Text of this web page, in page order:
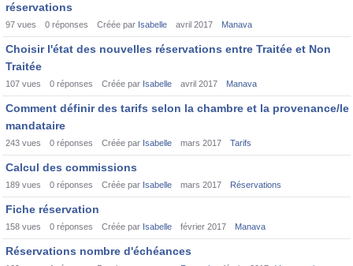
réservations
97 vues 0 réponses Créée par Isabelle avril 2017 Manava
Choisir l'état des nouvelles réservations entre Traitée et Non
Traitée
107 vues 0 réponses Créée par Isabelle avril 2017 Manava
Comment définir des tarifs selon la chambre et la provenance/le
mandataire
243 vues 0 réponses Créée par Isabelle mars 2017 Tarifs
Calcul des commissions
189 vues 0 réponses Créée par Isabelle mars 2017 Réservations
Fiche réservation
158 vues 0 réponses Créée par Isabelle février 2017 Manava
Réservations nombre d'échéances